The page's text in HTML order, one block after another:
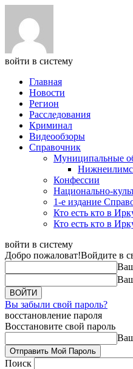
войти в систему
Главная
Новости
Регион
Расследования
Криминал
Видеообзоры
Справочник
Муниципальные
Конфессии
Национально-
1-е издание
Кто есть кто в
Кто есть кто в
войти в систему
Добро пожаловат!Войдите в
Вы забыли свой пароль?
восстановление пароля
Восстановите свой пароль
Поиск